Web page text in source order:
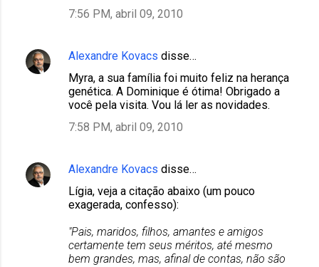
7:56 PM, abril 09, 2010
Alexandre Kovacs disse…
Myra, a sua família foi muito feliz na herança
genética. A Dominique é ótima! Obrigado a
você pela visita. Vou lá ler as novidades.
7:58 PM, abril 09, 2010
Alexandre Kovacs disse…
Lígia, veja a citação abaixo (um pouco
exagerada, confesso):
"Pais, maridos, filhos, amantes e amigos
certamente tem seus méritos, até mesmo
bem grandes, mas, afinal de contas, não são